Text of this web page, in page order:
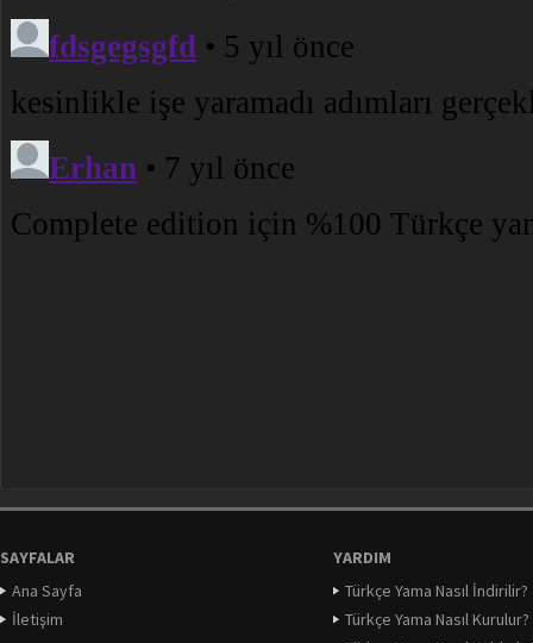
SAYFALAR
Ana Sayfa
İletişim
YARDIM
Türkçe Yama Nasıl İndirilir?
Türkçe Yama Nasıl Kurulur?